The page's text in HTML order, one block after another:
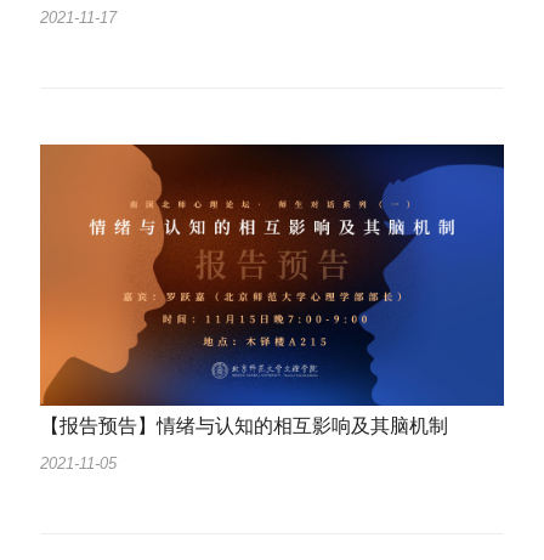
2021-11-17
【报告预告】情绪与认知的相互影响及其脑机制
2021-11-05